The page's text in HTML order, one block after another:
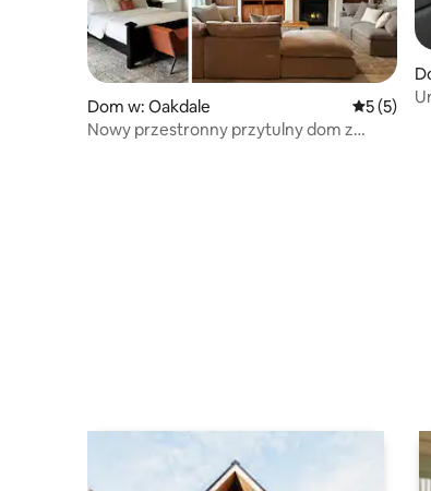
Dom w: Oakdale Średnia
5 (5)
Nowy przestronny przytulny dom z